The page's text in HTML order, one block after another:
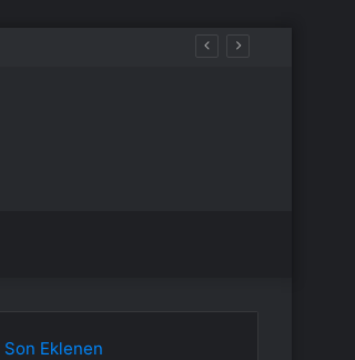
kurmaktır”
Son Eklenen